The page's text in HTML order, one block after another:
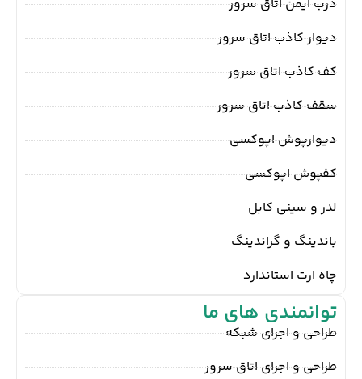
درب ایمن اتاق سرور
دیوار کاذب اتاق سرور
کف کاذب اتاق سرور
سقف کاذب اتاق سرور
دیوارپوش اپوکسی
کفپوش اپوکسی
لدر و سینی کابل
باندینگ و گراندینگ
چاه ارت استاندارد
توانمندی های ما
طراحی و اجرای شبکه
طراحی و اجرای اتاق سرور